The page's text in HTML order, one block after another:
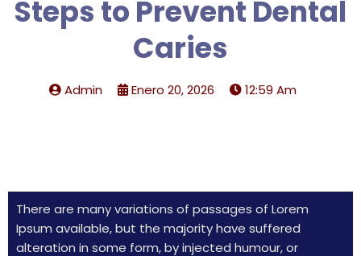
Steps to Prevent Dental
Caries
Admin Enero 20, 2026
12:59 Am
There are many variations of passages of Lorem
Ipsum available, but the majority have suffered
alteration in some form, by injected humour, or